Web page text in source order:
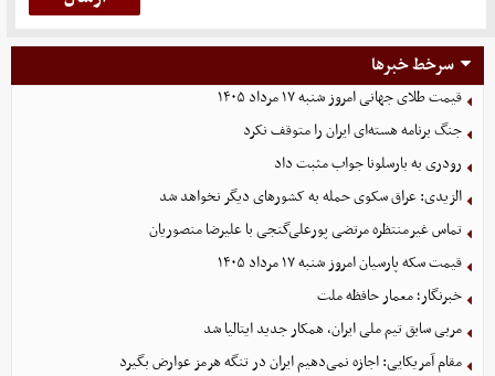
سرخط خبرها
قیمت طلای جهانی امروز شنبه ۱۷ مرداد ۱۴۰۵
جنگ برنامه هسته‌ای ایران را متوقف نکرد
رودری به بارسلونا جواب مثبت داد
الزیدی: عراق سکوی حمله به کشورهای دیگر نخواهد شد
تماس غیرمنتظره مرتضی پورعلی‌گنجی با علیرضا منصوریان
قیمت سکه پارسیان امروز شنبه ۱۷ مرداد ۱۴۰۵
خبرنگار؛ معمار حافظه ملت
مربی سابق تیم ملی ایران، همکار جدید ایتالیا شد
مقام آمریکایی: اجازه نمی‌دهیم ایران در تنگه هرمز عوارض بگیرد